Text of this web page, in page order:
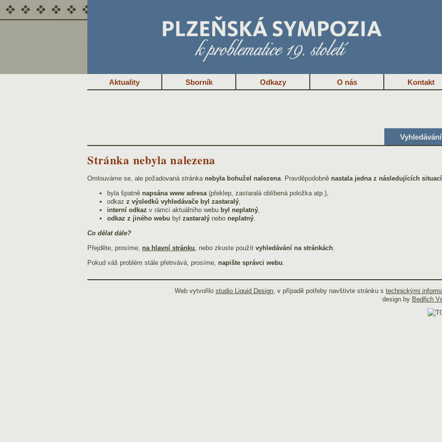
Aktuality Sborník Odkazy O nás Kontakt
Vyhledávání
Stránka nebyla nalezena
Omlouváme se, ale požadovaná stránka nebyla bohužel nalezena. Pravděpodobně nastala jedna z následujících situací
byla špatně napsána www adresa(překlep, zastaralá oblíbená položka atp.),
odkaz z výsledků vyhledávače byl zastaralý,
interní odkaz v rámci aktuálního webu byl neplatný,
odkaz z jiného webu byl zastaralý nebo neplatný.
Co dělat dále?
Přejděte, prosíme, na hlavní stránku , nebo zkuste použít vyhledávání na stránkách
Pokud váš problém stále přetrvává, prosíme, napište správci webu
Web vytvořilo studio Liquid Design , v případě potřeby navštivte stránku s technickými
design by Bedřich